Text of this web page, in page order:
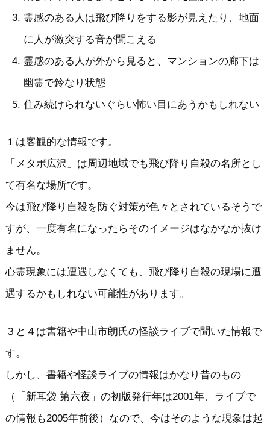
霊感のある人は飛び降りをする影が見えたり、地面
に人が激突する音が聞こえる
霊感のある人が外から見ると、マンションの廊下は
幽霊で鈴なり状態
住み続けられないぐらい怖い目にあうかもしれない
１は客観的な情報です。
「メタボ広沢」は周辺地域でも飛び降り自殺の名所とし
て有名な場所です。
今は飛び降り自殺を防ぐ対策が色々とされているそうで
すが、一度有名になったらそのイメージはなかなか抜け
ません。
心霊現象には遭遇しなくても、飛び降り自殺の現場に遭
遇するかもしれない可能性があります。
３と４は書籍や中山市朗氏の怪談ライブで聞いた情報で
す。
しかし、書籍や怪談ライブの情報はかなり昔のもの
（「新耳袋 第六夜」の初版発行年は2001年、ライブで
の情報も2005年前後）なので、今はそのような現象は起